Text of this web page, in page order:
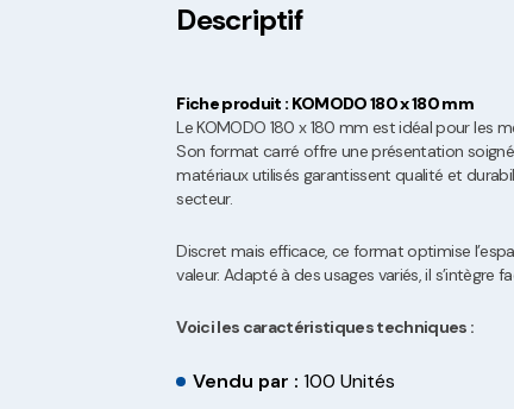
Descriptif
Fiche produit : KOMODO 180 x 180 mm
Le KOMODO 180 x 180 mm est idéal pour les
Son format carré offre une présentation
matériaux utilisés garantissent qualité et
secteur.
Discret mais efficace, ce format optimise
valeur. Adapté à des usages variés, il s’intègre
Voici les caractéristiques techniques :
Vendu par :100 Unités